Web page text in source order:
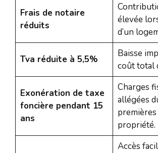
Frais de notaire
réduits
élevée
d’un
Tva réduite à 5,5%
Baisse
coût total
Exonération de taxe
foncière pendant 15
ans
Charges
allégées
propriété.
Accès